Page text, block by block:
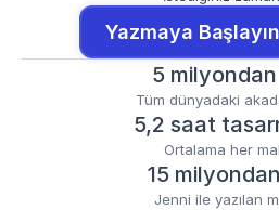
Yazmaya Başlayın
5
Tüm dünyadaki
5,2 saat
Ortalama her
15
Jenni ile yazılan